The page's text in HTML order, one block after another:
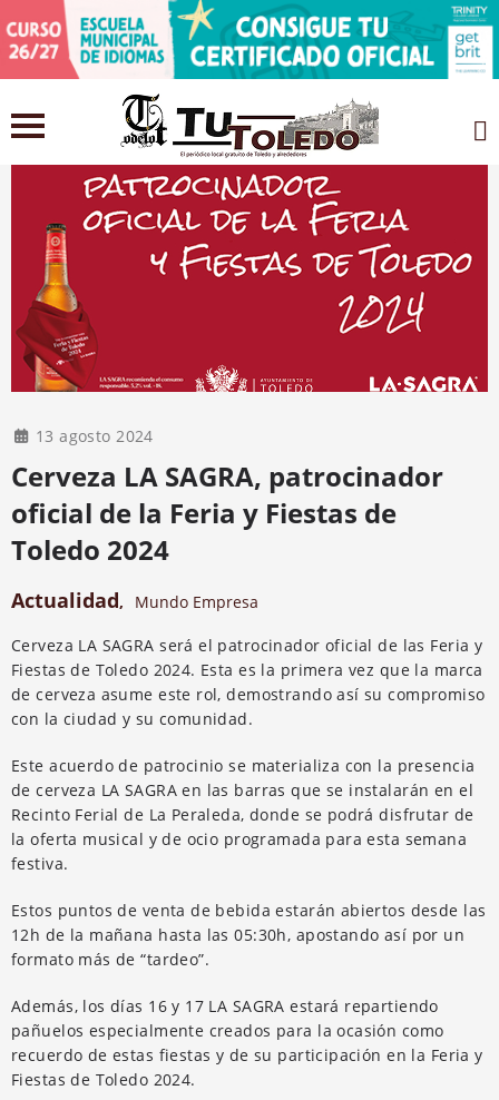
13 agosto 2024
Cerveza LA SAGRA, patrocinador
oficial de la Feria y Fiestas de
Toledo 2024
Actualidad, Mundo Empresa
Cerveza LA SAGRA será el patrocinador oficial de las Feria y
Fiestas de Toledo 2024. Esta es la primera vez que la marca
de cerveza asume este rol, demostrando así su compromiso
con la ciudad y su comunidad.
Este acuerdo de patrocinio se materializa con la presencia
de cerveza LA SAGRA en las barras que se instalarán en el
Recinto Ferial de La Peraleda, donde se podrá disfrutar de
la oferta musical y de ocio programada para esta semana
festiva.
Estos puntos de venta de bebida estarán abiertos desde las
12h de la mañana hasta las 05:30h, apostando así por un
formato más de “tardeo”.
Además, los días 16 y 17 LA SAGRA estará repartiendo
pañuelos especialmente creados para la ocasión como
recuerdo de estas fiestas y de su participación en la Feria y
Fiestas de Toledo 2024.